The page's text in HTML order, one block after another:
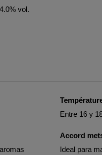
vol.
Entre 16 y
Accord
Ideal para